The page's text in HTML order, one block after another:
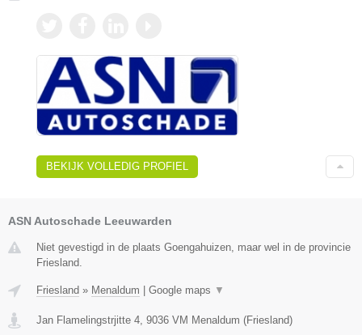
BEKIJK VOLLEDIG PROFIEL
ASN Autoschade Leeuwarden
Niet gevestigd in de plaats Goengahuizen, maar wel in de provincie
Friesland.
Friesland » Menaldum Google maps ▼
Jan Flamelingstrjitte 4, 9036 VM Menaldum (Friesland)